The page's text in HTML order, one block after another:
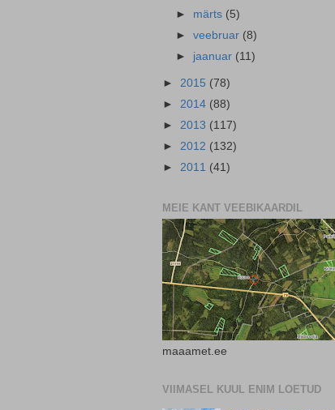
► märts (5)
►veebruar (8)
► jaanuar (11)
► 2015 (78)
► 2014 (88)
► 2013 (117)
► 2012 (132)
► 2011 (41)
MEIE KANT VEEBIKAARDIL
maaamet.ee
VIIMASEL KUUL ENIM LOETUD